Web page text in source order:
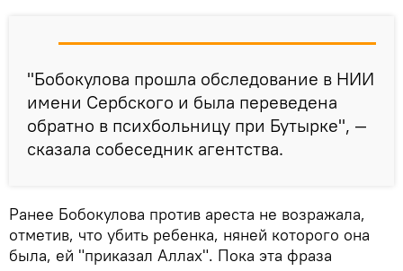
"Бобокулова прошла обследование в НИИ
имени Сербского и была переведена
обратно в психбольницу при Бутырке", —
сказала собеседник агентства.
Ранее Бобокулова против ареста не возражала,
отметив, что убить ребенка, няней которого она
была, ей "приказал Аллах". Пока эта фраза